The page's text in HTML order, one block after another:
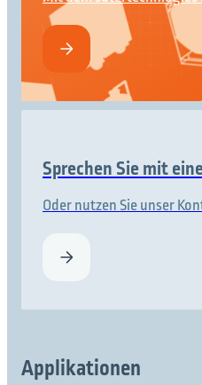
Sprechen Sie mit
Oder nutzen Sie unser
Applikationen